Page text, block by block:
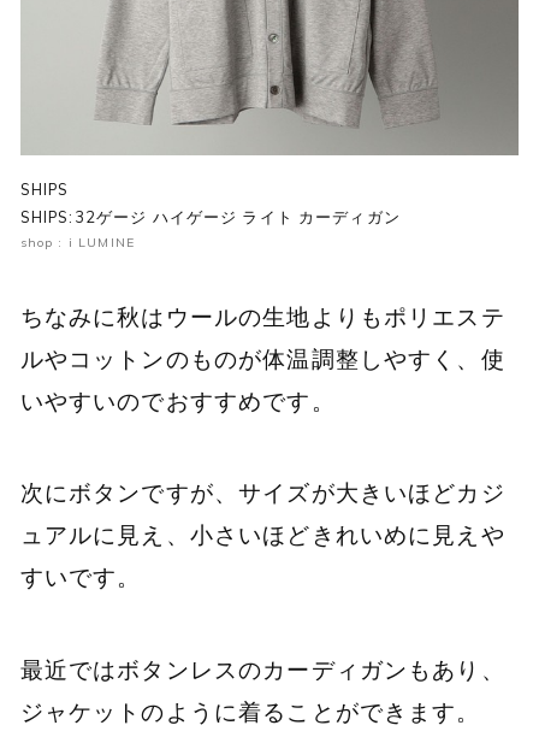
SHIPS
SHIPS:32ゲージ ハイゲージ ライト カーディガン
shop : i LUMINE
ちなみに秋はウールの生地よりもポリエステ
ルやコットンのものが体温調整しやすく、使
いやすいのでおすすめです。
次にボタンですが、サイズが大きいほどカジ
ュアルに見え、小さいほどきれいめに見えや
すいです。
最近ではボタンレスのカーディガンもあり、
ジャケットのように着ることができます。